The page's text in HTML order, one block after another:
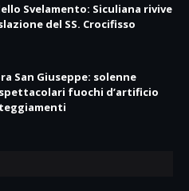
Svelamento: Siculiana rivive
del SS. Crocifisso
San Giuseppe: solenne
fuochi d’artificio